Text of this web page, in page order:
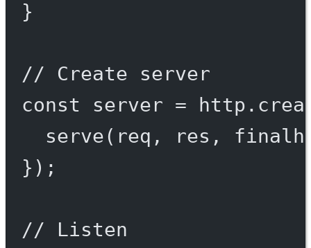
}
// Create server
const
server = http.
serve(req, res,
});
// Listen